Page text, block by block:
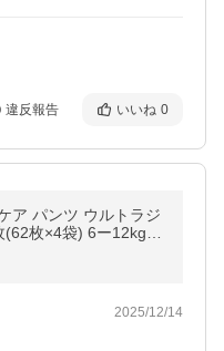
違反報告 いいね 0
ア パンツ ウルトラジ
(62枚×4袋) 6ー12kg
2025/12/14